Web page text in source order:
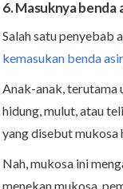
6. Masuknya benda
Salah satu penyebab
kemasukan benda
Anak-anak, terutama
hidung, mulut, atau
yang disebut mukosa
Nah, mukosa ini
menekan mukosa,